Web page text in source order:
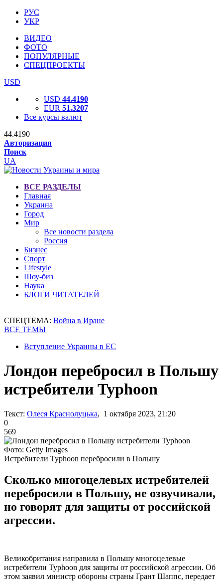
РУС
УКР
ВИДЕО
ФОТО
ПОПУЛЯРНЫЕ
СПЕЦПРОЕКТЫ
USD
USD 44.4190
EUR 51.3207
Все курсы валют
44.4190
Авторизация
Поиск
UA
ВСЕ РАЗДЕЛЫ
Главная
Украина
Город
Мир
Все новости раздела
Россия
Бизнес
Спорт
Lifestyle
Шоу-биз
Наука
БЛОГИ ЧИТАТЕЛЕЙ
СПЕЦТЕМА: Война в Иране
ВСЕ ТЕМЫ
Вступление Украины в ЕС
Лондон перебросил в Польшу
истребители Typhoon
Текст: Олеся Краснолуцька, 1 октября 2023, 21:20
0
569
Фото: Getty Images
Истребители Typhoon перебросили в Польшу
Сколько многоцелевых истребителей
перебросили в Польшу, не озвучивали,
но говорят для защиты от российской
агрессии.
Великобритания направила в Польшу многоцелевые
истребители Typhoon для защиты от российской агрессии. Об
этом заявил министр обороны страны Грант Шаппс, передает